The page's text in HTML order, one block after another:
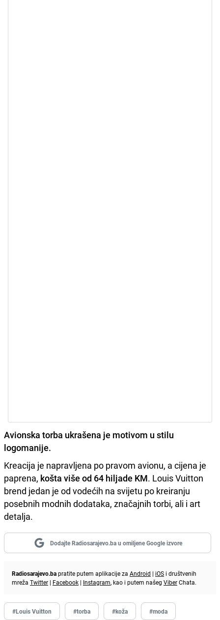
Avionska torba ukrašena je motivom u stilu
logomanije.
Kreacija je napravljena po pravom avionu, a cijena je
paprena, košta više od 64 hiljade KM. Louis Vuitton
brend jedan je od vodećih na svijetu po kreiranju
posebnih modnih dodataka, značajnih torbi, ali i art
detalja.
Dodajte Radiosarajevo.ba u omiljene Google izvore
Radiosarajevo.bapratite putem aplikacije za Android | iOS i društvenih
mreža Twitter | Facebook | Instagram, kao i putem našeg ViberChata.
#Louis Vuitton #torba #koža #moda